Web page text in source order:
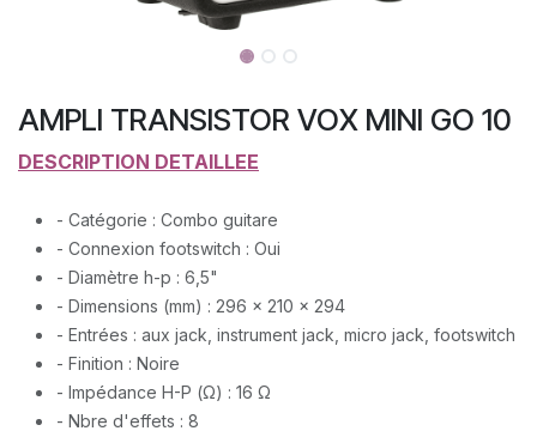
AMPLI TRANSISTOR VOX MINI GO 10
DESCRIPTION DETAILLEE
- Catégorie : Combo guitare
- Connexion footswitch : Oui
- Diamètre h-p : 6,5"
- Dimensions (mm) : 296 x 210 x 294
- Entrées : aux jack, instrument jack, micro jack, footswitch
- Finition : Noire
- Impédance H-P (Ω) : 16 Ω
- Nbre d'effets : 8